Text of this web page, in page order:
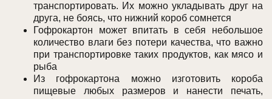
транспортировать. Их можно укладывать друг на
друга, не боясь, что нижний короб сомнется
Гофрокартон может впитать в себя небольшое
количество влаги без потери качества, что важно
при транспортировке таких продуктов, как мясо и
рыба
Из гофрокартона можно изготовить короба
пищевые любых размеров и нанести печать,